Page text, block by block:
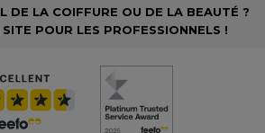
DE LA COIFFURE OU DE LA BEAUTÉ ?
POUR LES PROFESSIONNELS !